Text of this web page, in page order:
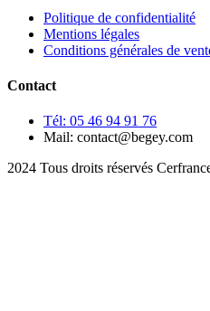
Politique de confidentialité
Mentions légales
Conditions générales de
Contact
Tél: 05 46 94 91 76
Mail: contact@begey.com
2024 Tous droits réservés